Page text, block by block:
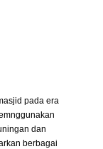
pada era
dan
berbagai